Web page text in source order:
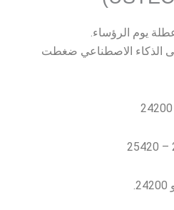
يوم الرؤساء.
الذكاء الاصطناعي ضغطت